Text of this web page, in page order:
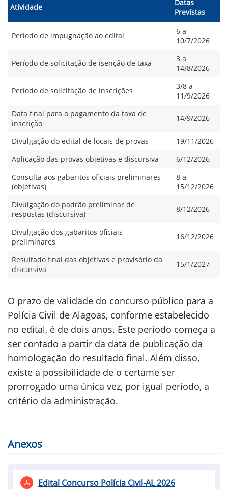
Atividade
Datas
Previstas
Período de impugnação ao edital
6 a
10/7/2026
Período de solicitação de isenção de taxa
3 a
14/8/2026
Período de solicitação de inscrições
3/8 a
11/9/2026
Data final para o pagamento da taxa de
inscrição
14/9/2026
Divulgação do edital de locais de provas
19/11/2026
Aplicação das provas objetivas e discursiva
6/12/2026
Consulta aos gabaritos oficiais preliminares
(objetivas)
8 a
15/12/2026
Divulgação do padrão preliminar de
respostas (discursiva)
8/12/2026
Divulgação dos gabaritos oficiais
preliminares
16/12/2026
Resultado final das objetivas e provisório da
discursiva
15/1/2027
O prazo de validade do concurso público para a
Polícia Civil de Alagoas, conforme estabelecido
no edital, é de dois anos. Este período começa a
ser contado a partir da data de publicação da
homologação do resultado final. Além disso,
existe a possibilidade de o certame ser
prorrogado uma única vez, por igual período, a
critério da administração.
Anexos
Edital Concurso Polícia Civil-AL 2026